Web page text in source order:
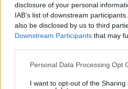
disclosure of your personal
IAB’s list of downstream
also be disclosed by us to third
Downstream Participants that may
Please note that this website/app
not limited to your visit or usage
Personal Data Processing Opt
I want to opt-out of the Sharing
Πόσο κοστίζει μία εβδομάδα σε
- παράδεισους
πριν μία ώρα